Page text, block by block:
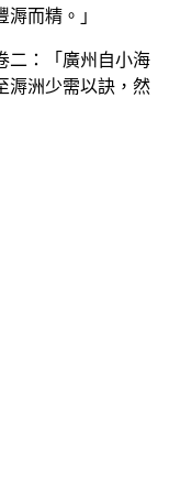
溽而精。」
二：「廣州自小海
洲少需以訣，然